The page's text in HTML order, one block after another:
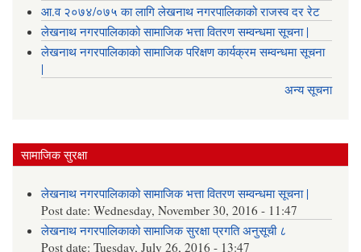
आ.व २०७४/०७५ का लागि लेखनाथ नगरपालिकाको राजस्व दर रेट
लेखनाथ नगरपालिकाको सामाजिक भत्ता वितरण सम्वन्धमा सूचना |
लेखनाथ नगरपालिकाको सामाजिक परिक्षण कार्यक्रम सम्वन्धमा सूचना
|
अन्य सूचना
सामाजिक सुरक्षा
लेखनाथ नगरपालिकाको सामाजिक भत्ता वितरण सम्वन्धमा सूचना |
Post date:Wednesday, November 30, 2016 - 11:47
लेखनाथ नगरपालिकाको सामाजिक सुरक्षा प्रगति अनुसूची ८
Post date:Tuesday, July 26, 2016 - 13:47